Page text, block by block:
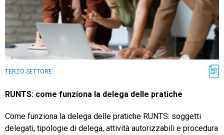
TERZO SETTORE
RUNTS: come funziona la delega delle pratiche
Come funziona la delega delle pratiche RUNTS: soggetti
delegati, tipologie di delega, attività autorizzabili e procedura